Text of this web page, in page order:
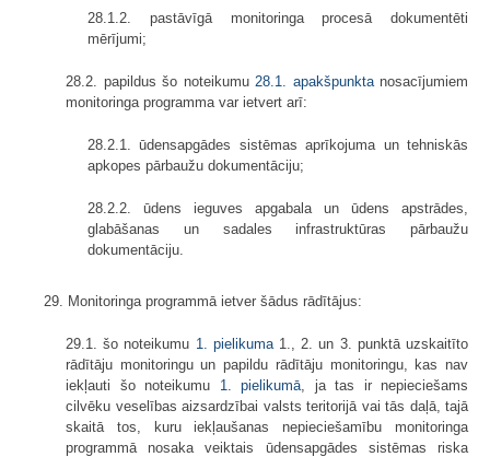
28.1.2. pastāvīgā monitoringa procesā dokumentēti
mērījumi;
28.2. papildus šo noteikumu 28.1. apakšpunktanosacījumiem
monitoringa programma var ietvert arī:
28.2.1. ūdensapgādes sistēmas aprīkojuma un tehniskās
apkopes pārbaužu dokumentāciju;
28.2.2. ūdens ieguves apgabala un ūdens apstrādes,
glabāšanas un sadales infrastruktūras pārbaužu
dokumentāciju.
29. Monitoringa programmā ietver šādus rādītājus:
29.1. šo noteikumu 1. pielikuma1., 2. un 3. punktā uzskaitīto
rādītāju monitoringu un papildu rādītāju monitoringu, kas nav
iekļauti šo noteikumu 1. pielikumā , ja tas ir nepieciešams
cilvēku veselības aizsardzībai valsts teritorijā vai tās daļā, tajā
skaitā tos, kuru iekļaušanas nepieciešamību monitoringa
programmā nosaka veiktais ūdensapgādes sistēmas riska